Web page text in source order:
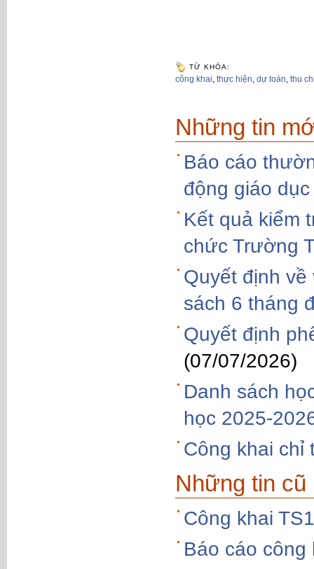
TỪ KHÓA:
công khai, thực hiện, dự toán, thu
Những tin
Báo cáo
động giáo
Kết quả kiểm
chức Trường
Quyết định
sách 6 tháng
Quyết định
(07/07/2026)
Danh sách
học 2025-
Công khai chỉ
Những tin cũ
Công khai
Báo cáo công